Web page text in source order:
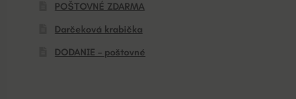
POŠTOVNÉ ZDARMA
Darčeková krabička
DODANIE – poštovné